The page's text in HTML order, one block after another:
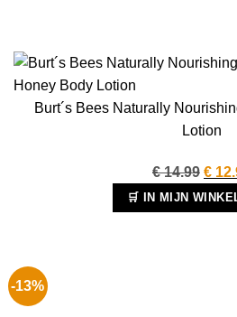
Burt´s Bees Naturally
Lotion
€14.99
prijs
was:
€
🛒 IN MIJN
-13%